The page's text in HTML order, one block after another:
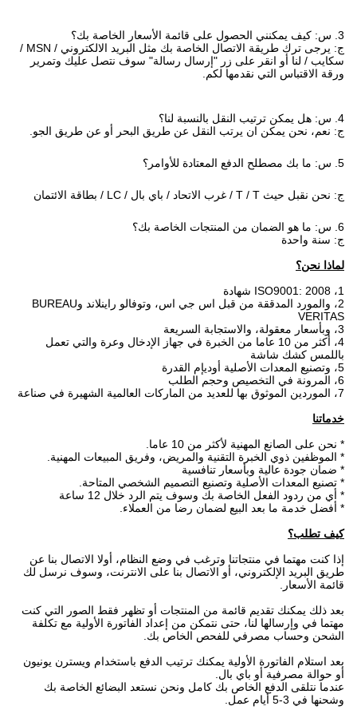
3. س: كيف يمكنني الحصول على قائمة الأسعار الخاصة بك؟
ج: يرجى ترك طريقة الاتصال الخاصة بك مثل البريد الالكتروني / MSN /
سكايب / لنا أو انقر على زر "إرسال رسالة" سوف نتصل عليك وتمرير
ورقة الاقتباس التي نقدمها لكم.
4. س: هل يمكن ترتيب النقل بالنسبة لنا؟
ج: نعم، نحن يمكن ان يرتب النقل عن طريق البحر أو عن طريق الجو.
5. س: ما بك مصطلح الدفع المعتادة للأوامر؟
ج: نحن نقبل حيث T / T / غرب الاتحاد / باي بال / LC / بطاقة الائتمان
6. س: ما هو الضمان من المنتجات الخاصة بك؟
ج: سنة واحدة
لماذا نحن؟
1، ISO9001: 2008 شهادة
2، والمورد المدققة من قبل اس جي اس، وتوفالو راينلاند وBUREAU
VERITAS
3، وبأسعار معقولة، والاستجابة السريعة
4، أكثر من 10 عاما من الخبرة في جهاز الإدخال وعرة والتي تعمل
باللمس كشك شاشة
5، وتصنيع المعدات الأصلية أوديإم القدرة
6، المرونة في التخصيص وحجم الطلب
7، الموردين الموثوق بها للعديد من الماركات العالمية الشهيرة في صناعة
خدماتنا
* نحن على الصانع المهنية لأكثر من 10 عاما.
* الموظفين ذوي الخبرة التقنية والمريض، وفريق المبيعات المهنية.
* ضمان جودة عالية وبأسعار تنافسية
* تصنيع المعدات الأصلية وتصنيع التصميم الشخصي المتاحة.
* أي من ردود الفعل الخاصة بك وسوف يتم الرد خلال 12 ساعة
* أفضل خدمة ما بعد البيع لضمان رضا من العملاء.
كيف تطلب؟
إذا كنت مهتما في منتجاتنا وترغب في وضع النظام، أولا الاتصال بنا عن
طريق البريد الإلكتروني، أو الاتصال بنا على الانترنت، وسوف نرسل لك
قائمة الأسعار.
بعد ذلك يمكنك تقديم قائمة من المنتجات أو تظهر فقط الصور التي كنت
مهتما في وإرسالها لنا، حتى نتمكن من إعداد الفاتورة الأولية مع تكلفة
الشحن وحساب مصرفي للفحص الخاص بك.
بعد استلام الفاتورة الأولية يمكنك ترتيب الدفع باستخدام ويسترن يونيون
أو حوالة مصرفية أو باي بال.
عندما نتلقى الدفع الخاص بك كامل ونحن نستعد البضائع الخاصة بك
وشحنها في 3-5 أيام عمل.